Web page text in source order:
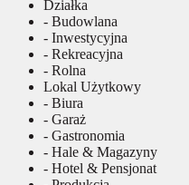
Działka
- Budowlana
- Inwestycyjna
- Rekreacyjna
- Rolna
Lokal Użytkowy
- Biura
- Garaż
- Gastronomia
- Hale & Magazyny
- Hotel & Pensjonat